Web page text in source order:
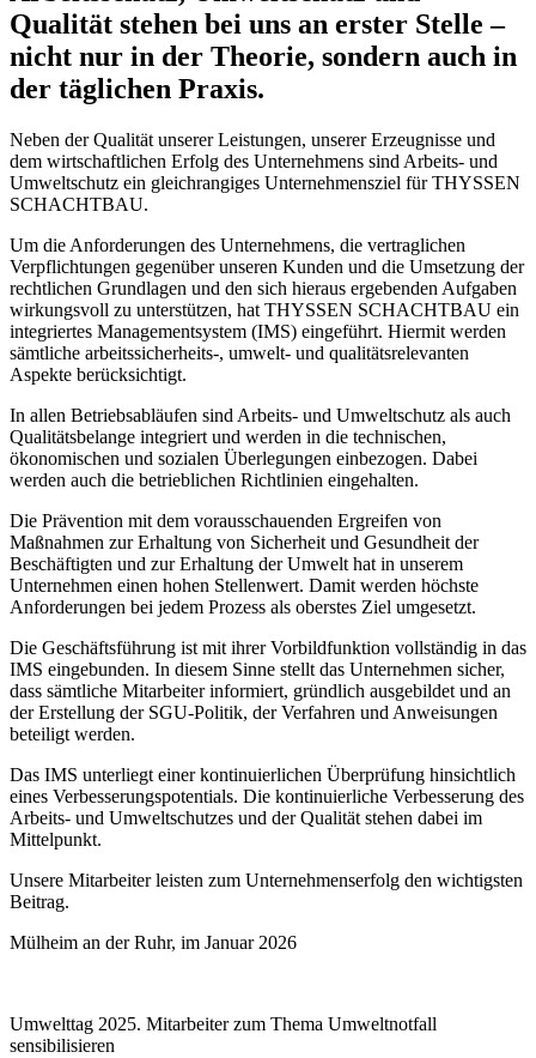
Qualität stehen bei uns an erster Stelle –
nicht nur in der Theorie, sondern auch in
der täglichen Praxis.
Neben der Qualität unserer Leistungen, unserer Erzeugnisse und
dem wirtschaftlichen Erfolg des Unternehmens sind Arbeits- und
Umweltschutz ein gleichrangiges Unternehmensziel für THYSSEN
SCHACHTBAU.
Um die Anforderungen des Unternehmens, die vertraglichen
Verpflichtungen gegenüber unseren Kunden und die Umsetzung der
rechtlichen Grundlagen und den sich hieraus ergebenden Aufgaben
wirkungsvoll zu unterstützen, hat THYSSEN SCHACHTBAU ein
integriertes Managementsystem (IMS) eingeführt. Hiermit werden
sämtliche arbeitssicherheits-, umwelt- und qualitätsrelevanten
Aspekte berücksichtigt.
In allen Betriebsabläufen sind Arbeits- und Umweltschutz als auch
Qualitätsbelange integriert und werden in die technischen,
ökonomischen und sozialen Überlegungen einbezogen. Dabei
werden auch die betrieblichen Richtlinien eingehalten.
Die Prävention mit dem vorausschauenden Ergreifen von
Maßnahmen zur Erhaltung von Sicherheit und Gesundheit der
Beschäftigten und zur Erhaltung der Umwelt hat in unserem
Unternehmen einen hohen Stellenwert. Damit werden höchste
Anforderungen bei jedem Prozess als oberstes Ziel umgesetzt.
Die Geschäftsführung ist mit ihrer Vorbildfunktion vollständig in das
IMS eingebunden. In diesem Sinne stellt das Unternehmen sicher,
dass sämtliche Mitarbeiter informiert, gründlich ausgebildet und an
der Erstellung der SGU-Politik, der Verfahren und Anweisungen
beteiligt werden.
Das IMS unterliegt einer kontinuierlichen Überprüfung hinsichtlich
eines Verbesserungspotentials. Die kontinuierliche Verbesserung des
Arbeits- und Umweltschutzes und der Qualität stehen dabei im
Mittelpunkt.
Unsere Mitarbeiter leisten zum Unternehmenserfolg den wichtigsten
Beitrag.
Mülheim an der Ruhr, im Januar 2026
Umwelttag 2025. Mitarbeiter zum Thema Umweltnotfall
sensibilisieren